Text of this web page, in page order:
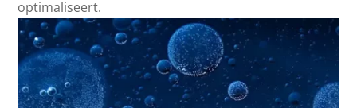
optimaliseert.